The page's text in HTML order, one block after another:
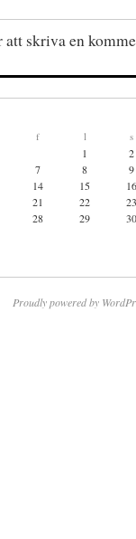
att skriva en
f l s
1
2
7 8
9
14 15
16
21 22
23
28 29
30
Proudly powered by